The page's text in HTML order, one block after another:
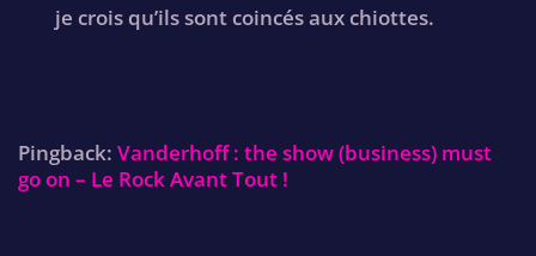
je crois qu’ils sont coincés aux chiottes.
Pingback: Vanderhoff : the show (business) must
go on – Le Rock Avant Tout !